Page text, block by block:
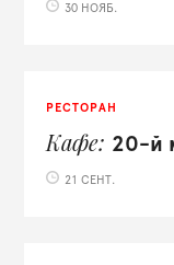
30 НОЯБ.
РЕСТОРАН
Кафе 20-й
21 СЕНТ.